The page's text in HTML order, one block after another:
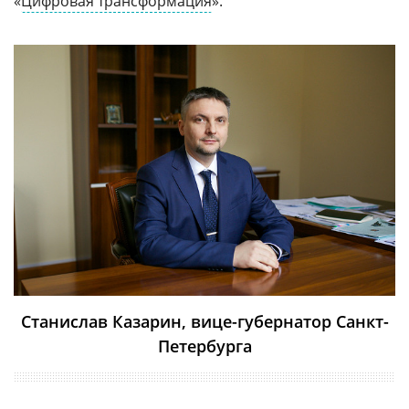
Станислав Казарин, вице-губернатор Санкт-
Петербурга